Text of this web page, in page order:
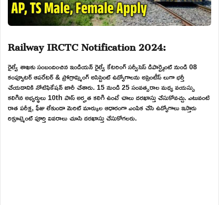
Railway IRCTC Notification 2024:
రైల్వే శాఖకు సంబందించిన ఇండియన్ రైల్వే కేటరింగ్ సర్వీసెస్ డిపార్ట్మెంట్ నుండి 08
కంప్యూటర్ ఆపరేటర్ & ప్రోగ్రామ్మింగ్ అసిస్టెంట్ ఉద్యోగాలను అప్రెంటీస్ లుగా భర్తీ
చేయడానికి నోటిఫికేషన్ జారీ చేశారు. 15 నుండి 25 సంవత్సరాల మధ్య వయస్సు
కలిగిన అభ్యర్థులు 10th పాస్ అర్హత కలిగి ఉంటే చాలు దరఖాస్తు చేసుకోవచ్చు. ఎటువంటి
రాత పరీక్ష, ఫీజు లేకుండా మెరిట్ మార్కుల ఆధారంగా ఎంపిక చేసి ఉద్యోగాలు ఇస్తారు
రిక్రూట్మెంట్ పూర్తి వివరాలు చూసి దరఖాస్తు చేసుకోగలరు.